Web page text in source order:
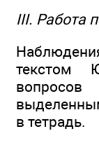
III. Работа
текстом
в тетрадь.